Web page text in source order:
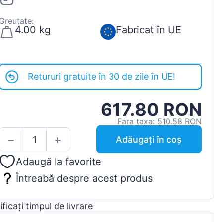
4.00 kg Fabricat în UE
Retururi gratuite în 30 de zile în UE!
617.80 RON
Fara taxa: 510.58 RON
Adăugați în coș
Adaugă la favorite
Întreabă despre acest produs
timpul de livrare